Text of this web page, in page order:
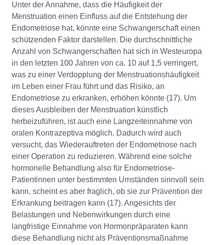
Unter der Annahme, dass die Häufigkeit der
Menstruation einen Einfluss auf die Entstehung der
Endometriose hat, könnte eine Schwangerschaft einen
schützenden Faktor darstellen. Die durchschnittliche
Anzahl von Schwangerschaften hat sich in Westeuropa
in den letzten 100 Jahren von ca. 10 auf 1,5 verringert,
was zu einer Verdopplung der Menstruationshäufigkeit
im Leben einer Frau führt und das Risiko, an
Endometriose zu erkranken, erhöhen könnte (17). Um
dieses Ausbleiben der Menstruation künstlich
herbeizuführen, ist auch eine Langzeiteinnahme von
oralen Kontrazeptiva möglich. Dadurch wird auch
versucht, das Wiederauftreten der Endometriose nach
einer Operation zu reduzieren. Während eine solche
hormonelle Behandlung also für Endometriose-
Patientinnen unter bestimmten Umständen sinnvoll sein
kann, scheint es aber fraglich, ob sie zur Prävention der
Erkrankung beitragen kann (17). Angesichts der
Belastungen und Nebenwirkungen durch eine
langfristige Einnahme von Hormonpräparaten kann
diese Behandlung nicht als Präventionsmaßnahme